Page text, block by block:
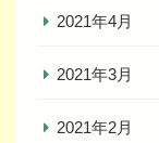
2021年4月
2021年3月
2021年2月